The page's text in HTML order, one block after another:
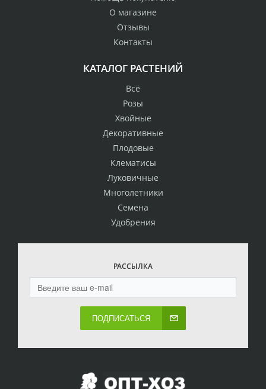
О магазине
Отзывы
Контакты
КАТАЛОГ РАСТЕНИЙ
Всё
Розы
Хвойные
Декоративные
Плодовые
Клематисы
Луковичные
Многолетники
Семена
Удобрения
РАССЫЛКА
ПОДПИСАТЬСЯ